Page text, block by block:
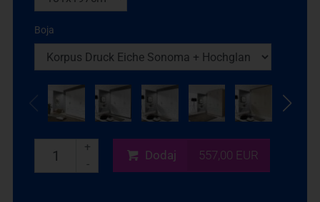
Boja
+
-
Dodaj 557,00 EUR